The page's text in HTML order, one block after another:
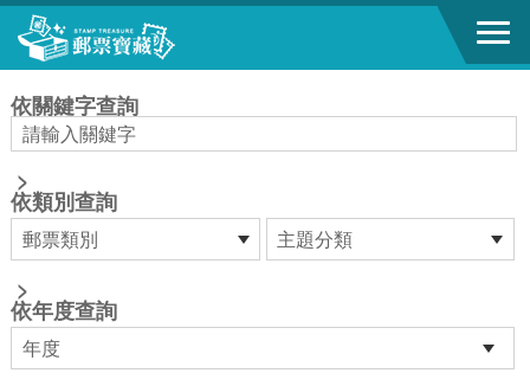
跳到主要內容區塊
依關鍵字查詢
>
依類別查詢
>
依年度查詢